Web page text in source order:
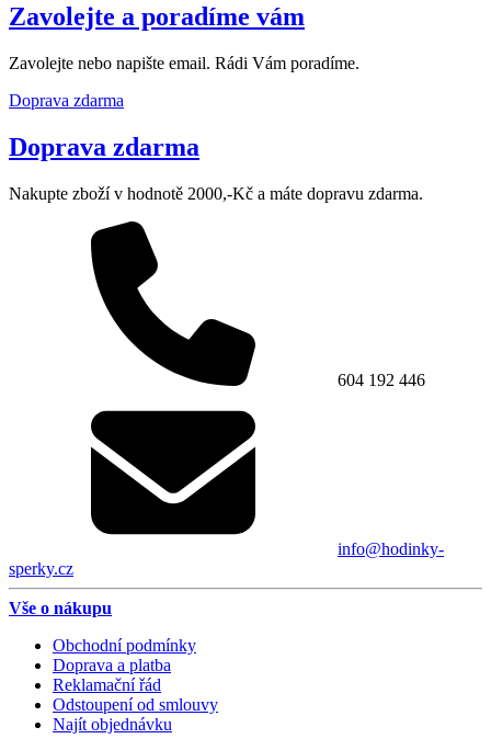
Zavolejte a poradíme vám
Zavolejte nebo napište email. Rádi Vám poradíme.
Doprava zdarma
Doprava zdarma
Nakupte zboží v hodnotě 2000,-Kč a máte dopravu zdarma.
604 192 446
info@hodinky-
sperky.cz
Vše o nákupu
Obchodní podmínky
Doprava a platba
Reklamační řád
Odstoupení od smlouvy
Najít objednávku